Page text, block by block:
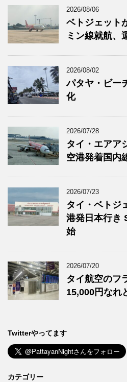
2026/08/06
ベトジェット
ミン線就航、
2026/08/02
パタヤ・ビー
化
2026/07/28
タイ・エアア
空港発着国内
2026/07/23
タイ・ベトジ
港発日本行き
始
2026/07/20
タイ航空のフ
15,000円なれ
Twitterやってます
カテゴリー